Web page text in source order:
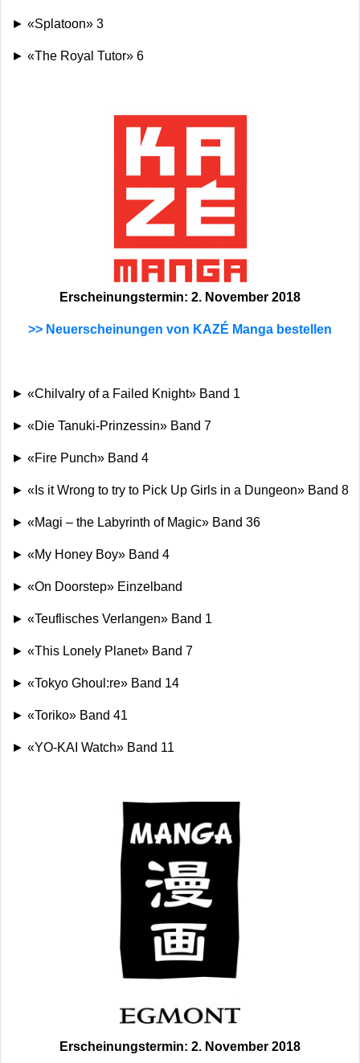
► «Splatoon» 3
► «The Royal Tutor» 6
Erscheinungstermin: 2. November 2018
>> Neuerscheinungen von KAZÉ Manga bestellen
► «Chilvalry of a Failed Knight» Band 1
► «Die Tanuki-Prinzessin» Band 7
► «Fire Punch» Band 4
► «Is it Wrong to try to Pick Up Girls in a Dungeon» Band 8
► «Magi – the Labyrinth of Magic» Band 36
► «My Honey Boy» Band 4
► «On Doorstep» Einzelband
► «Teuflisches Verlangen» Band 1
► «This Lonely Planet» Band 7
► «Tokyo Ghoul:re» Band 14
► «Toriko» Band 41
► «YO-KAI Watch» Band 11
Erscheinungstermin: 2. November 2018